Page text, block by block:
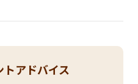
トアドバイス